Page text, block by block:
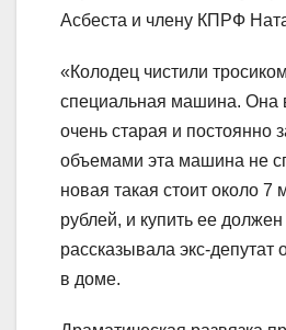
Асбеста и члену КПРФ
«Колодец чистили
специальная машина. Она
очень старая и постоянно
объемами эта машина не
новая такая стоит около 7
рублей, и купить ее
рассказывала экс-депутат
в доме.